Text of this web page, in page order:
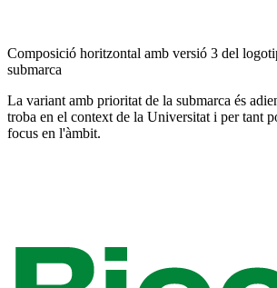
Composició horitzontal amb versió 3 del
submarca
La variant amb prioritat de la submarca és
troba en el context de la Universitat i per tant
focus en l'àmbit.